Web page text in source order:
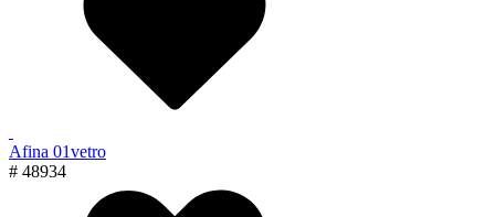
Afina 01vetro
# 48934